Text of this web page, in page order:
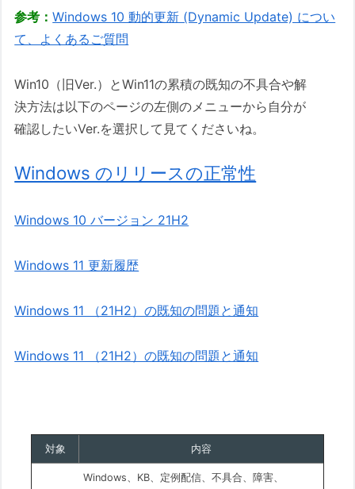
参考：Windows 10 動的更新 (Dynamic Update) につい
て、よくあるご質問
Win10（旧Ver.）とWin11の累積の既知の不具合や解
決方法は以下のページの左側のメニューから自分が
確認したいVer.を選択して見てくださいね。
Windows のリリースの正常性
Windows 10 バージョン 21H2
Windows 11 更新履歴
Windows 11 （21H2）の既知の問題と通知
Windows 11 （21H2）の既知の問題と通知
対象 内容
Windows、KB、定例配信、不具合、障害、